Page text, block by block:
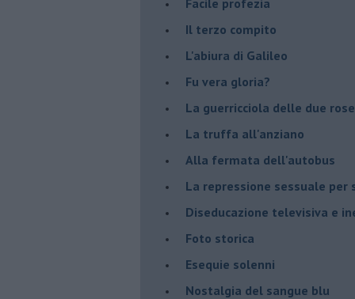
Il terzo compito
L'abiura di Galileo
Fu vera gloria?
La guerricciola delle due rose
La truffa all'anziano
Alla fermata dell'autobus
La repressione sessuale per
Diseducazione televisiva e
Foto storica
Esequie solenni
Nostalgia del sangue blu